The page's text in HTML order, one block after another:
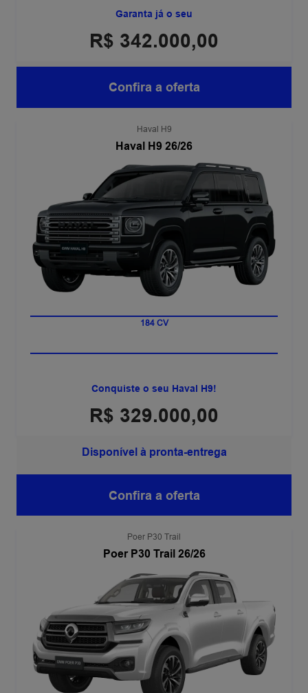
Garanta já o seu
R$ 342.000,00
Confira a oferta
Haval H9
Haval H9 26/26
7 LUGARES
Conquiste o seu Haval H9!
R$ 329.000,00
Disponível à pronta-entrega
Confira a oferta
Poer P30 Trail
Poer P30 Trail 26/26